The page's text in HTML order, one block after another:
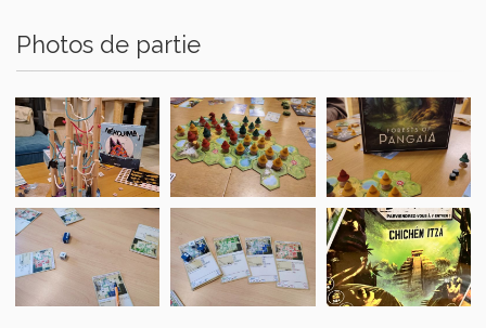
Photos de partie